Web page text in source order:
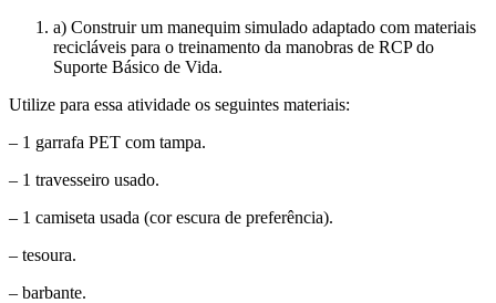
a) Construirum manequim simulado adaptado com materiais
recicláveis para o treinamento da manobras de RCP do
Suporte Básico de Vida.
Utilize para essa atividade os seguintes materiais:
– 1 garrafa PET com tampa.
– 1 travesseiro usado.
– 1 camiseta usada (cor escura de preferência).
– tesoura.
– barbante.